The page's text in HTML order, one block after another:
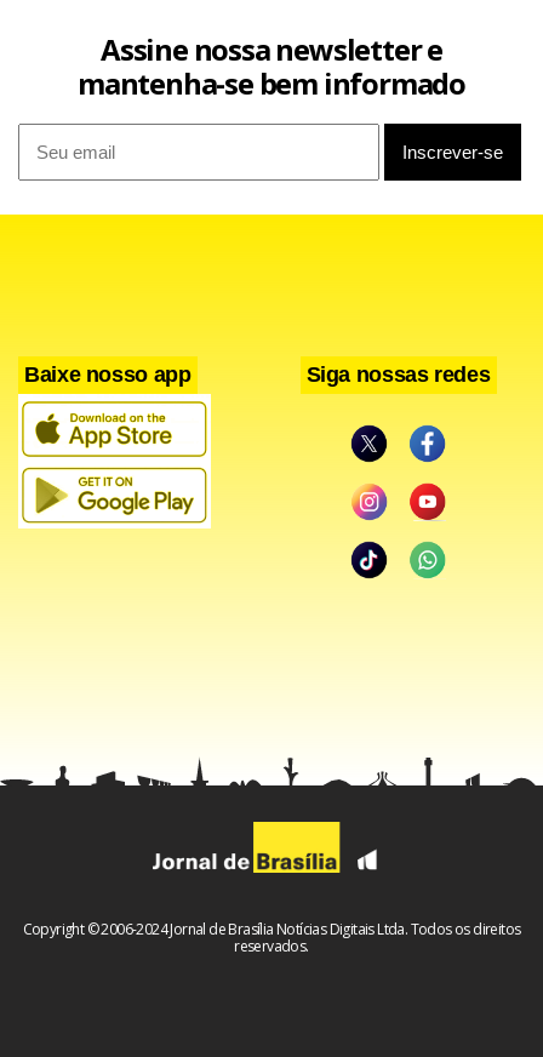
Assine nossa newsletter e
mantenha-se bem informado
Baixe nosso app Siga nossas redes
Copyright © 2006-2024 Jornal de Brasília Notícias Digitais Ltda. Todos os direitos
reservados.